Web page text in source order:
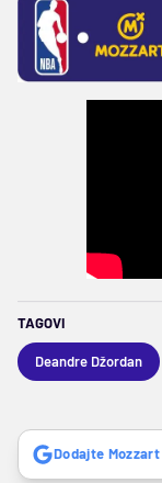
TAGOVI
Deandre Džordan
Dodajte